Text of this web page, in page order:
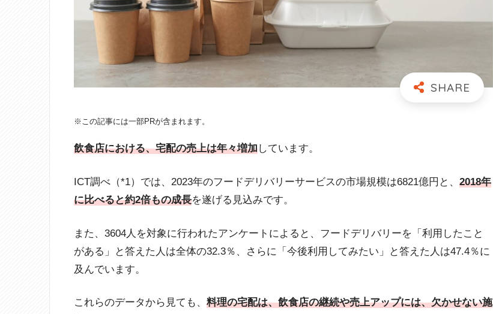
※この記事には一部PRが含まれます。
飲食店における、宅配の売上は年々増加しています。
ICT調べ（*1）では、2023年のフードデリバリーサービスの市場規模は6821億円と、 2018年
に比べると約2倍もの成長を遂げる見込みです。
また、3604人を対象に行われたアンケートによると、フードデリバリーを「利用したこと
がある」と答えた人は全体の32.3％、さらに「今後利用してみたい」と答えた人は47.4％に
及んでいます。
これらのデータから見ても、 料理の宅配は、飲食店の継続や売上アップには、欠かせない施